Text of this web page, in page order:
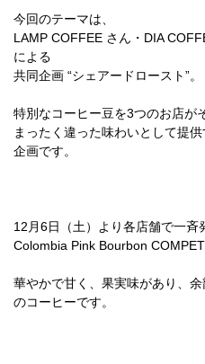
今回のテーマは、
LAMP COFFEE さん・DIA
による
共同企画 “シェアードロースト”。
特別なコーヒー豆を3つのお店が
まったく違った味わいとして提
企画です。
12月6日（土）より各店舗で一斉
Colombia Pink Bourbon
華やかで甘く、果実味があり、
のコーヒーです。